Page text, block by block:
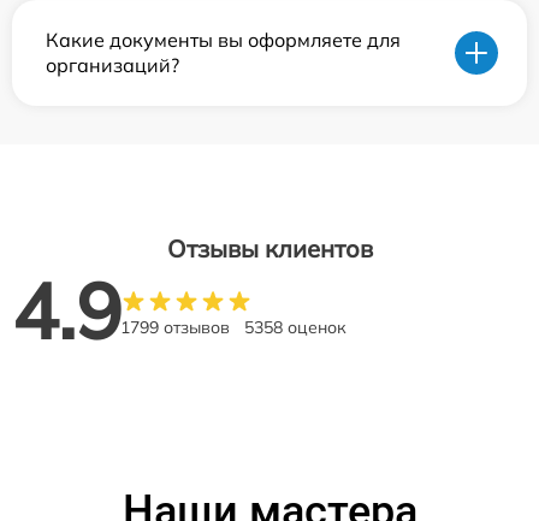
Какие документы вы оформляете для
организаций?
Отзывы клиентов
4.91799 отзывов 5358 оценок